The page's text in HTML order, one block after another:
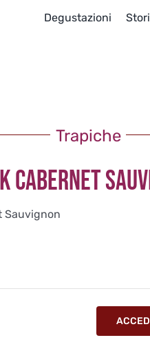
Degustazioni
Trapiche
CABERNET
Sauvignon